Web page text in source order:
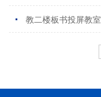
教二楼板书投屏教